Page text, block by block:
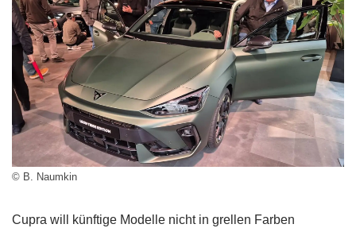
© B. Naumkin
Cupra will künftige Modelle nicht in grellen Farben